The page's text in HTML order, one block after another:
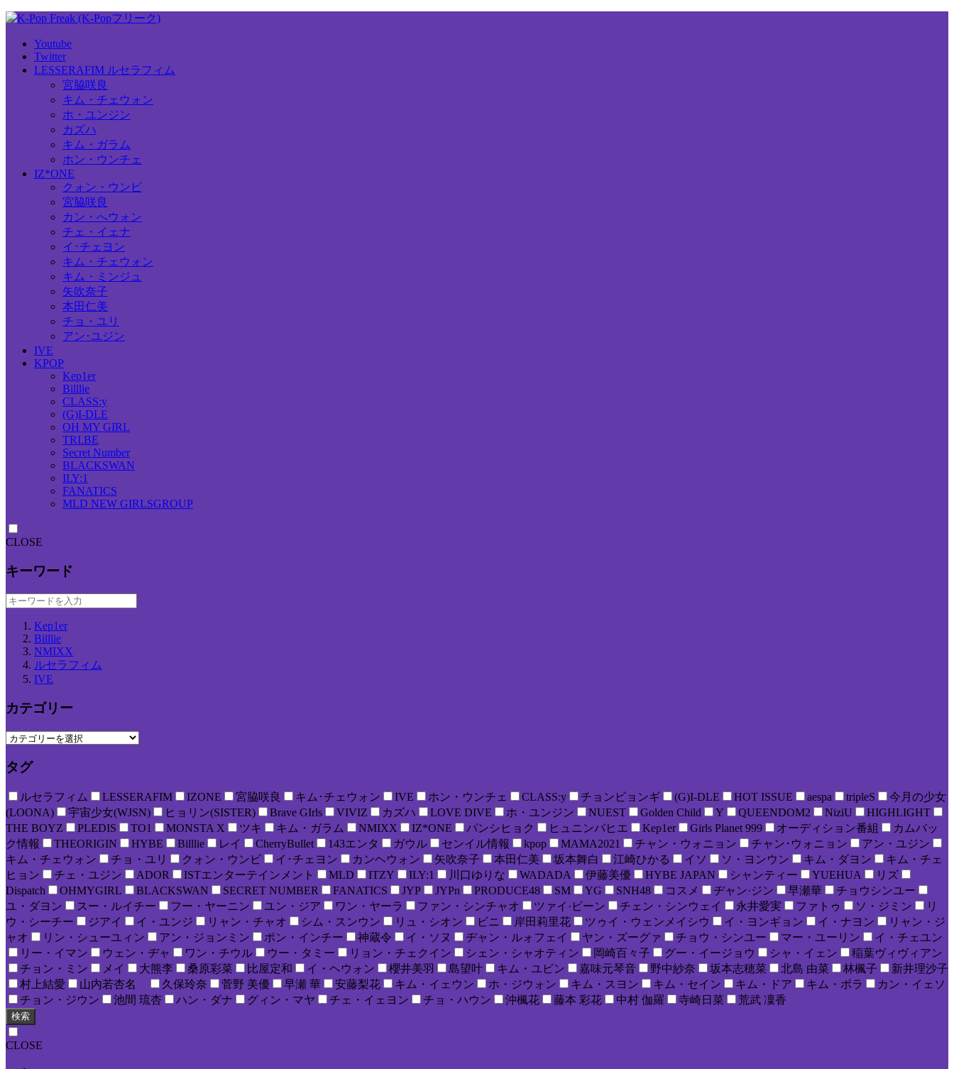
Youtube
Twitter
LESSERAFIM ルセラフィム
宮脇咲良
キム・チェウォン
ホ・ユンジン
カズハ
キム・ガラム
ホン・ウンチェ
IZ*ONE
クォン・ウンビ
宮脇咲良
カン・へウォン
チェ・イェナ
イ･チェヨン
キム・チェウォン
キム・ミンジュ
矢吹奈子
本田仁美
チョ・ユリ
アン･ユジン
IVE
KPOP
Kep1er
Billlie
CLASS:y
(G)I-DLE
OH MY GIRL
TRI.BE
Secret Number
BLACKSWAN
ILY:1
FANATICS
MLD NEW GIRLSGROUP
CLOSE
キーワード
Kep1er
Billlie
NMIXX
ルセラフィム
IVE
カテゴリー
タグ
ルセラフィム LESSERAFIM IZONE 宮脇咲良 キム･チェウォン IVE ホン・ウンチェ CLASS:y チョンビョンギ (G)I-DLE HOT ISSUE aespa tripleS
今月の少女
(LOONA)
宇宙少女(WJSN) ヒョリン(SISTER) Brave GIrls VIVIZ カズハ LOVE DIVE ホ・ユンジン NUEST Golden Child Y QUEENDOM2 NiziU
HIGHLIGHT
THE BOYZ
PLEDIS TO1 MONSTA X ツキ キム・ガラム NMIXX IZ*ONE パンシヒョク ヒュニンバヒエ Kep1er Girls Planet 999 オーディション番組
カムバッ
ク情報
THEORIGIN HYBE Billlie レイ CherryBullet 143エンタ ガウル センイル情報 kpop MAMA2021 チャン・ウォニョン チャン･ウォニョン
アン・ユジン
キム・チェウォン
チョ・ユリ クォン・ウンビ イ･チェヨン カンヘウォン 矢吹奈子 本田仁美 坂本舞白 江崎ひかる イソ ソ・ヨンウン キム・ダヨン
キム・チェ
ヒョン
チェ・ユジン ADOR ISTエンターテインメント MLD ITZY ILY:1 川口ゆりな WADADA 伊藤美優 HYBE JAPAN シャンティー YUEHUA
リズ
Dispatch
OHMYGIRL BLACKSWAN SECRET NUMBER FANATICS JYP JYPn PRODUCE48 SM YG SNH48 コスメ ヂャン·ジン 早瀬華
チョウシンユー
ユ・ダヨン
スー・ルイチー フー・ヤーニン ユン・ジア ワン・ヤーラ ファン・シンチャオ ツァイ·ビーン チェン・シンウェイ 永井愛実 ファトゥ ソ・ジミン
リ
ウ・シーチー
ジアイ イ・ユンジ リャン・チャオ シム・スンウン リュ・シオン ビニ 岸田莉里花 ツゥイ・ウェンメイシウ イ・ヨンギョン イ・ナヨン
リャン・ジ
ャオ
リン・シューユィン アン・ジョンミン ポン・インチー 神蔵令 イ・ソヌ ヂャン・ルォフェイ ヤン・ズーグァ チョウ・シンユー マー・ユーリン
イ・チェユン
リー・イマン
ウェン・ヂャ ワン・チウル ウー・タミー リョン・チェクイン シェン・シャオティン 岡崎百々子 グー・イージョウ シャ・イェン
稲葉ヴィヴィアン
チョン・ミン
メイ 大熊李 桑原彩菜 比屋定和 イ・ヘウォン 櫻井美羽 島望叶 キム・ユビン 嘉味元琴音 野中紗奈 坂本志穂菜 北島 由菜 林楓子
新井理沙子
村上結愛
山内若杏名 久保玲奈 菅野 美優 早瀬 華 安藤梨花 キム・イェウン ホ・ジウォン キム・スヨン キム・セイン キム・ドア キム・ボラ
カン・イェソ
チョン・ジウン
池間 琉杏 ハン・ダナ グィン・マヤ チェ・イェヨン チョ・ハウン 沖楓花 藤本 彩花 中村 伽羅 寺崎日菜 荒武 凜香
検索
CLOSE